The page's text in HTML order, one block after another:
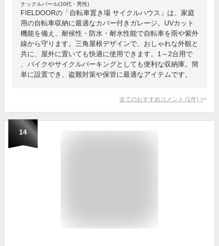
ナックルバール(10代・男性)
FIELDOORの「自転車置き場 サイクルハウス」は、家庭
用の自転車収納に最適なカバー付きガレージ。UVカット
機能を備え、耐候性・防水・耐水性能で自転車を雨や紫外
線から守ります。三角屋根デザインで、おしゃれな外観と
共に、屋外に置いても快適に使用できます。1～2台用で
、バイクやサイクルパーキングとしても便利な収納庫。簡
単に設置でき、盗難対策や保管に最適なアイテムです。
全てのおすすめコメント (1 件) >
14